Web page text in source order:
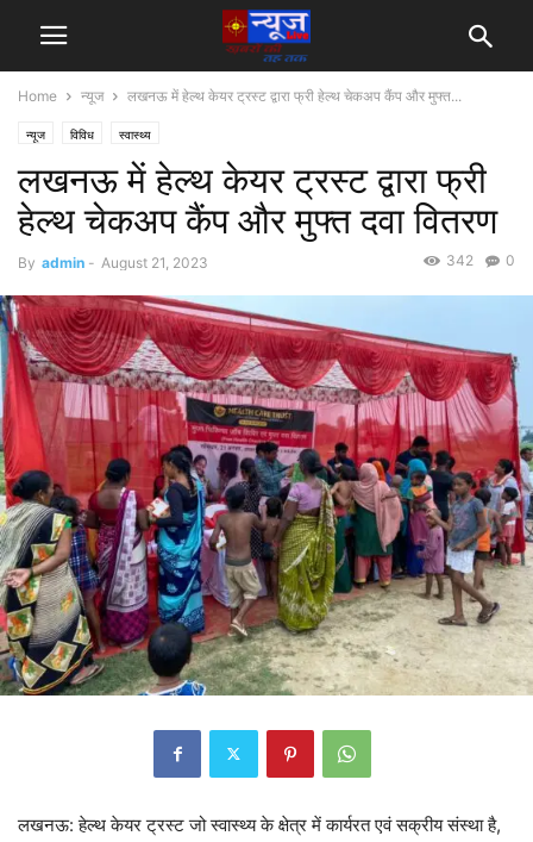
Home न्यूज लखनऊ में हेल्थ केयर ट्रस्ट द्वारा फ्री हेल्थ चेकअप कैंप और मुफ्त...
न्यूज विविध स्वास्थ्य
लखनऊ में हेल्थ केयर ट्रस्ट द्वारा फ्री
हेल्थ चेकअप कैंप और मुफ्त दवा वितरण
By admin - August 21, 2023 0
342
लखनऊ: हेल्थ केयर ट्रस्ट जो स्वास्थ्य के क्षेत्र में कार्यरत एवं सक्रीय संस्था है,